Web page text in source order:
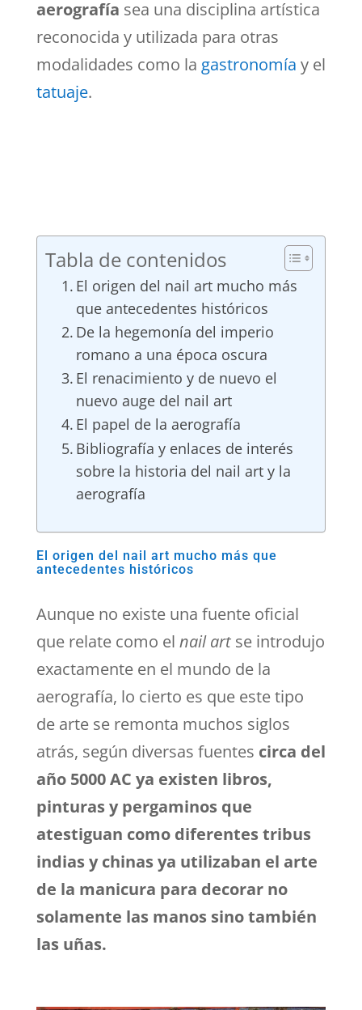
aerografía sea una disciplina artística
reconocida y utilizada para otras
modalidades como la gastronomía y el
tatuaje.
Tabla de contenidos
El origen del nail art mucho más
que antecedentes históricos
De la hegemonía del imperio
romano a una época oscura
El renacimiento y de nuevo el
nuevo auge del nail art
El papel de la aerografía
Bibliografía y enlaces de interés
sobre la historia del nail art y la
aerografía
El origen del nail art mucho más que
antecedentes históricos
Aunque no existe una fuente oficial
que relate como el nail artse introdujo
exactamente en el mundo de la
aerografía, lo cierto es que este tipo
de arte se remonta muchos siglos
atrás, según diversas fuentes circa del
año 5000 AC ya existen libros,
pinturas y pergaminos que
atestiguan como diferentes tribus
indias y chinas ya utilizaban el arte
de la manicura para decorar no
solamente las manos sino también
las uñas.